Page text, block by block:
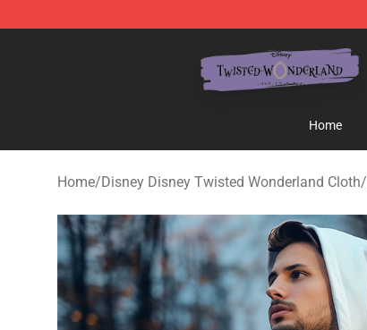
Home
Home/Disney Disney Twisted Wonderland Cloth/